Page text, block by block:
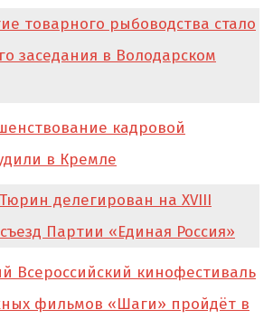
товарного рыбоводства стало
заседания в Володарском
кадровой
в Кремле
делегирован на XVIII
Партии «Единая Россия»
Всероссийский кинофестиваль
фильмов «Шаги» пройдёт в